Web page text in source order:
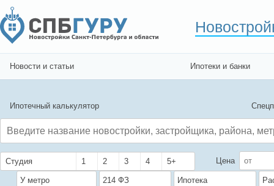
Новости и статьи Ипотеки и банки
Ипотечный калькулятор
Студия 1 2 3 4 5+ Цена
У метро 214 ФЗ Ипотека